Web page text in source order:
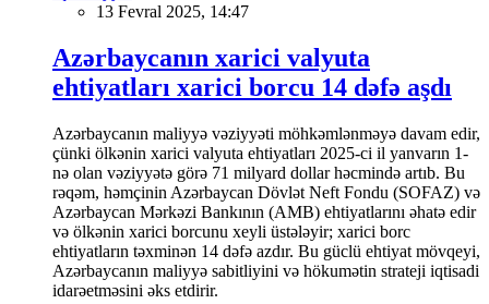
13 Fevral 2025, 14:47
Azərbaycanın xarici valyuta
ehtiyatları xarici borcu 14 dəfə aşdı
Azərbaycanın maliyyə vəziyyəti möhkəmlənməyə davam edir,
çünki ölkənin xarici valyuta ehtiyatları 2025-ci il yanvarın 1-
nə olan vəziyyətə görə 71 milyard dollar həcmində artıb. Bu
rəqəm, həmçinin Azərbaycan Dövlət Neft Fondu (SOFAZ) və
Azərbaycan Mərkəzi Bankının (AMB) ehtiyatlarını əhatə edir
və ölkənin xarici borcunu xeyli üstələyir; xarici borc
ehtiyatların təxminən 14 dəfə azdır. Bu güclü ehtiyat mövqeyi,
Azərbaycanın maliyyə sabitliyini və hökumətin strateji iqtisadi
idarəetməsini əks etdirir.